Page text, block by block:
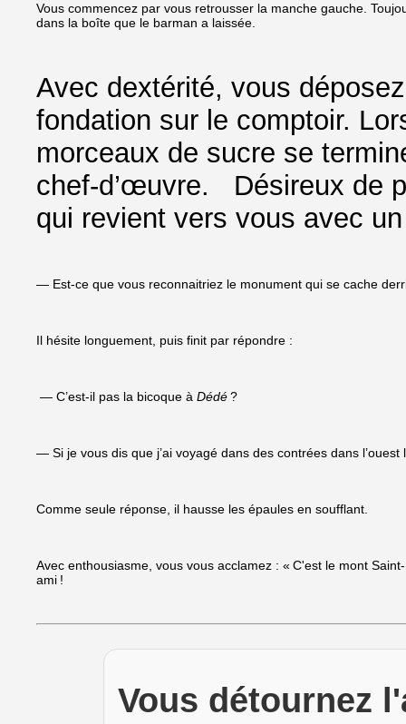
Vous commencez par vous retrousser la manche gauche.
dans la boîte que le barman a laissée.
Avec dextérité, vous
fondation sur le comptoir.
morceaux de sucre se
chef-d’œuvre. Désireux de
qui revient vers vous avec
— Est-ce que vous reconnaitriez le monument qui se cache
Il hésite longuement, puis finit par répondre :
— C’est-il pas la bicoque à Dédé?
— Si je vous dis que j’ai voyagé dans des contrées dans
Comme seule réponse, il hausse les épaules en soufflant.
Avec enthousiasme, vous vous acclamez : « C'est le mont
ami !
Vous détournez